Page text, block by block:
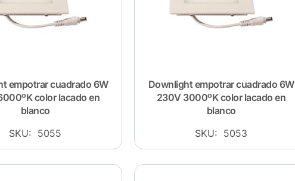
empotrar cuadrado 6W
color lacado en
blanco
SKU: 5055
Downlight empotrar cuadrado 6W
230V 3000ºK color lacado en
blanco
SKU: 5053